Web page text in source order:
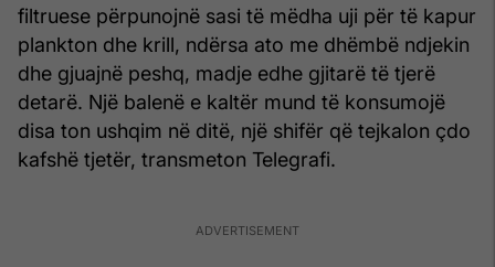
filtruese përpunojnë sasi të mëdha uji për të kapur
plankton dhe krill, ndërsa ato me dhëmbë ndjekin
dhe gjuajnë peshq, madje edhe gjitarë të tjerë
detarë. Një balenë e kaltër mund të konsumojë
disa ton ushqim në ditë, një shifër që tejkalon çdo
kafshë tjetër, transmeton Telegrafi.